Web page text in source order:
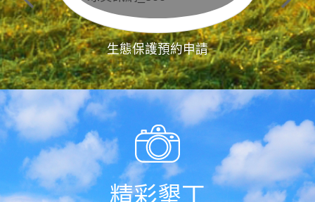
生態保護預約申請
精彩墾丁